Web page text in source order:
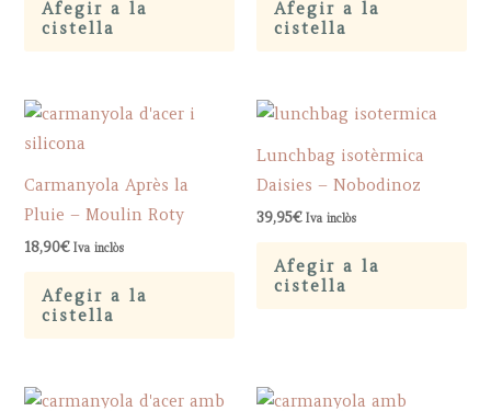
33,00€. 24,75€.
Afegir a la
cistella
33,00€. 24,75€.
Afegir a la
cistella
Carmanyola Après la
Pluie – Moulin Roty
18,90€ Iva inclòs
Afegir a la
cistella
Lunchbag isotèrmica
Daisies – Nobodinoz
39,95€ Iva inclòs
Afegir a la
cistella